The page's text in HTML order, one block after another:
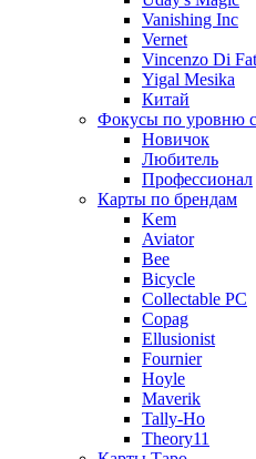
Vanishing Inc
Vernet
Vincenzo Di
Yigal Mesika
Китай
Фокусы по уровню
Новичок
Любитель
Профессионал
Карты по брендам
Kem
Aviator
Bee
Bicycle
Collectable PC
Copag
Ellusionist
Fournier
Hoyle
Maverik
Tally-Ho
Theory11